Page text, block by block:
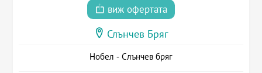
виж офертата
Слънчев Бряг
Нобел - Слънчев бряг